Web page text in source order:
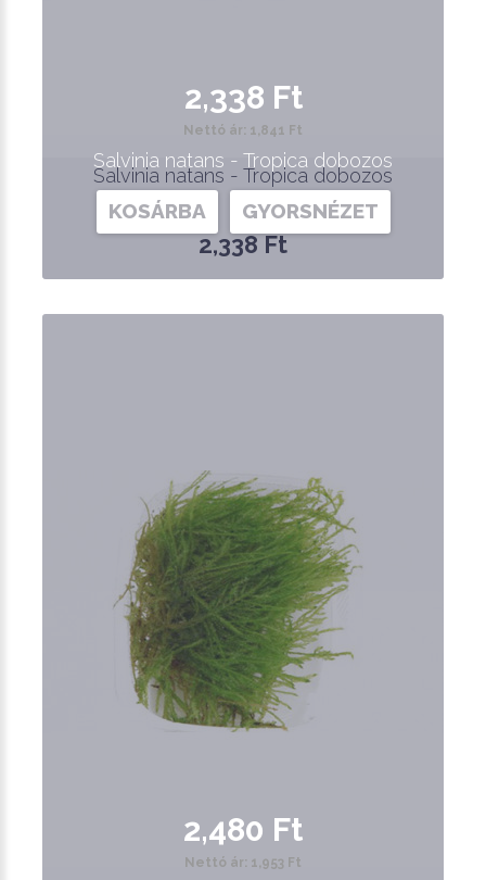
Salvinia natans - Tropica dobozos
2,338 Ft
2,338 Ft
Nettó ár: 1,841 Ft
Salvinia natans - Tropica dobozos
KOSÁRBA GYORSNÉZET
2,480 Ft
Nettó ár: 1,953 Ft